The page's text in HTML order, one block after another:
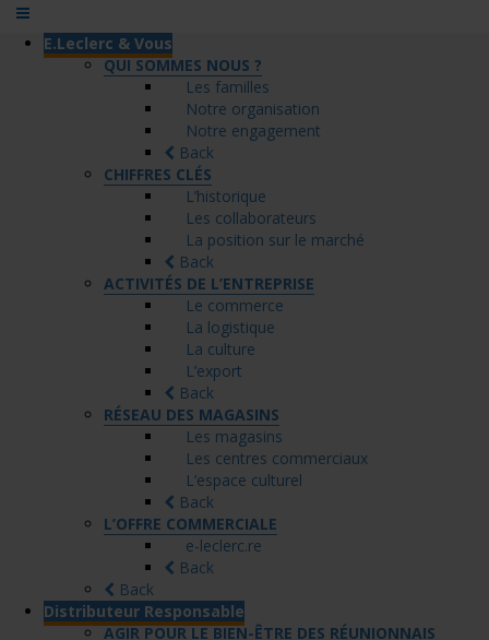
E.Leclerc & Vous
QUI SOMMES NOUS ?
Les familles
Notre organisation
Notre engagement
Back
CHIFFRES CLÉS
L’historique
Les collaborateurs
La position sur le marché
Back
ACTIVITÉS DE L’ENTREPRISE
Le commerce
La logistique
La culture
L’export
Back
RÉSEAU DES MAGASINS
Les magasins
Les centres commerciaux
L’espace culturel
Back
L’OFFRE COMMERCIALE
e-leclerc.re
Back
Back
Distributeur Responsable
AGIR POUR LE BIEN-ÊTRE DES RÉUNIONNAIS